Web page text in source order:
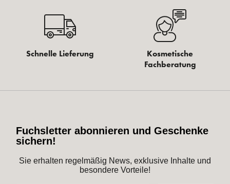
Schnelle Lieferung
Kosmetische
Fachberatung
Fuchsletter abonnieren und Geschenke
sichern!
Sie erhalten regelmäßig News, exklusive Inhalte und
besondere Vorteile!